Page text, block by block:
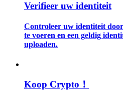
Leer hoe u winstgevend kunt
Verifieer uw identiteit
Controleer uw identiteit
te voeren en een geldig
uploaden.
Koop Crypto！